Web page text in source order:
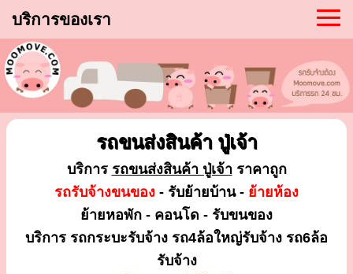
บริการของเรา
รถขนส่งสินค้า ปู่เจ้า
บริการ รถขนส่งสินค้า ปู่เจ้าราคาถูก
รถรับจ้างขนของ - รับย้ายบ้าน - ย้ายห้อง
ย้ายหอพัก - คอนโด - รับขนของ
บริการ รถกระบะรับจ้าง รถ4ล้อใหญ่รับจ้าง รถ6ล้อ
รับจ้าง